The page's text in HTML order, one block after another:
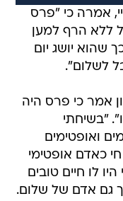
אמרה כי "פרס
ללא הרף למען
שהוא יושג יום
לשלום".
אמר כי פרס היה
"בשיחתי
ואופטימים
כאדם אופטימי
לו חיים טובים
גם אדם של שלום.